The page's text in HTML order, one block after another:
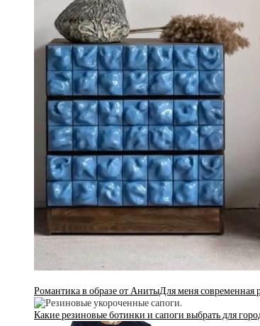
Романтика в образе от АнитыДля меня
Какие резиновые ботинки и сапоги выбрать для